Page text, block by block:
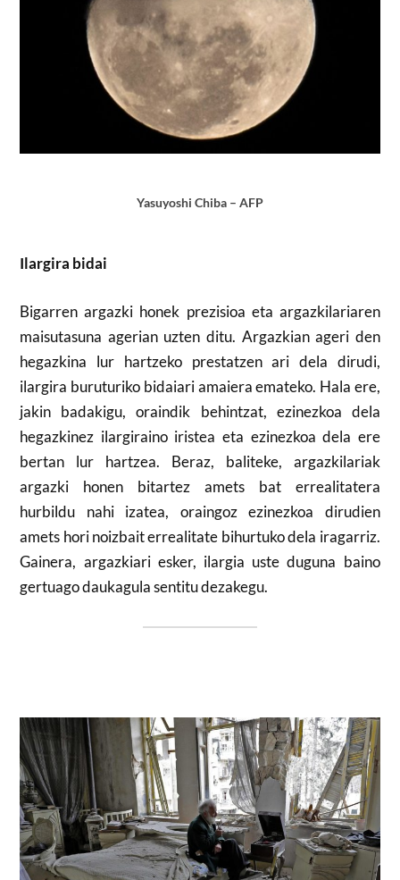
Yasuyoshi Chiba – AFP
Ilargira bidai
Bigarren argazki honek prezisioa eta argazkilariaren
maisutasuna agerian uzten ditu. Argazkian ageri den
hegazkina lur hartzeko prestatzen ari dela dirudi,
ilargira buruturiko bidaiari amaiera emateko. Hala ere,
jakin badakigu, oraindik behintzat, ezinezkoa dela
hegazkinez ilargiraino iristea eta ezinezkoa dela ere
bertan lur hartzea. Beraz, baliteke, argazkilariak
argazki honen bitartez amets bat errealitatera
hurbildu nahi izatea, oraingoz ezinezkoa dirudien
amets hori noizbait errealitate bihurtuko dela iragarriz.
Gainera, argazkiari esker, ilargia uste duguna baino
gertuago daukagula sentitu dezakegu.